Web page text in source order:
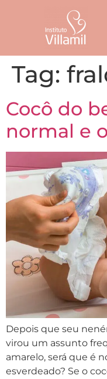
Tag:
Cocô do
normal e
Depois que seu
virou um assunto
amarelo, será que é
esverdeado? Se o